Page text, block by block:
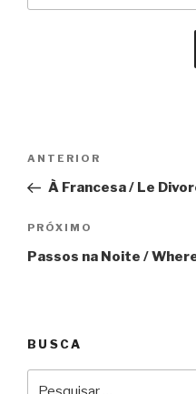
Post
Anterior
ANTERIOR
À Francesa / Le
Próximo
PRÓXIMO
Passos na Noite /
BUSCA